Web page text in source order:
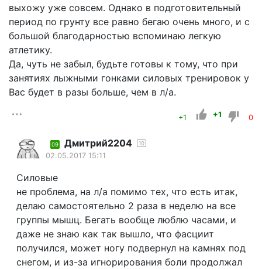
выхожу уже совсем. Однако в подготовительный
период по грунту все равно бегаю очень много, и с
большой благодарностью вспоминаю легкую
атлетику.
Да, чуть не забыл, будьте готовы к тому, что при
занятиях лыжными гонками силовых тренировок у
Вас будет в разы больше, чем в л/а.
+1 +1 0
09 Дмитрий2204 10
02.05.2017 15:11
Силовые
не проблема, на л/а помимо тех, что есть итак,
делаю самостоятельно 2 раза в неделю на все
группы мышц. Бегать вообще люблю часами, и
даже не знаю как так вышло, что фасциит
получился, может ногу подвернул на камнях под
снегом, и из-за игнорирования боли продолжал